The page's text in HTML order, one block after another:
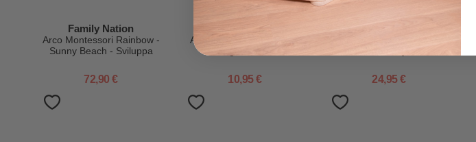
Family Nation
Arco Montessori Rainbow -
Sunny Beach - Sviluppa
72,90 €
Label Label
Armonica in Legno FSC -
Nougat - 12+ m
10,95 €
Tryco Baby
Trenino - Fantasy - 2+ Anni
24,95 €